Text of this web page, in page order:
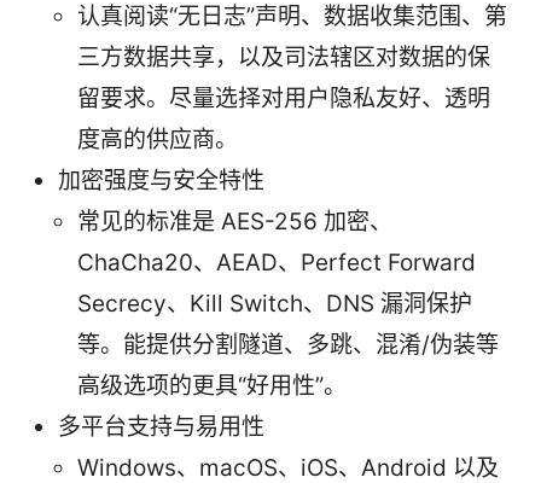
认真阅读“无日志”声明、数据收集范围、第
三方数据共享，以及司法辖区对数据的保
留要求。尽量选择对用户隐私友好、透明
度高的供应商。
加密强度与安全特性
常见的标准是 AES-256 加密、
ChaCha20、AEAD、Perfect Forward
Secrecy、Kill Switch、DNS 漏洞保护
等。能提供分割隧道、多跳、混淆/伪装等
高级选项的更具“好用性”。
多平台支持与易用性
Windows、macOS、iOS、Android 以及